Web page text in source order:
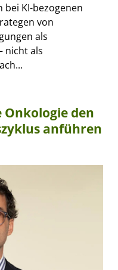
KI-bezogenen
von
als
nicht als
den
anführen